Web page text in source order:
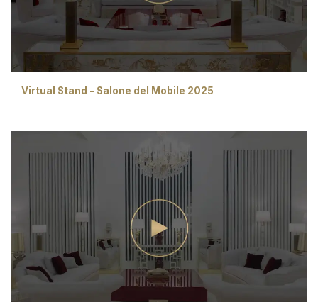
Virtual Stand - Salone del Mobile 2025